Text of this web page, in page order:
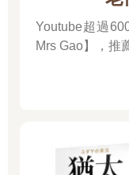
Youtube超過
Mrs Gao】，推